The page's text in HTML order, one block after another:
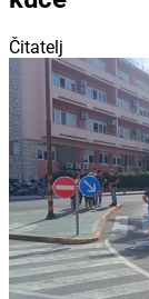
Čitatelj